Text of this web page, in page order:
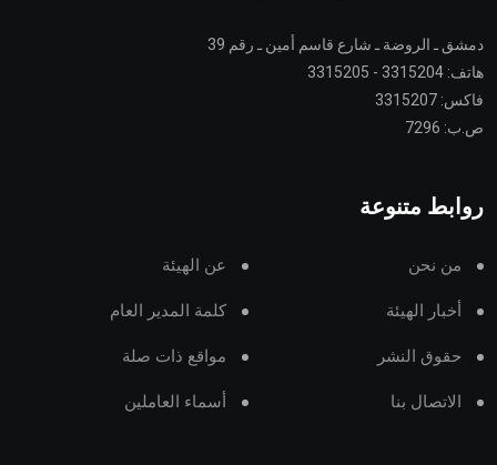
دمشق ـ الروضة ـ شارع قاسم أمين ـ رقم 39
هاتف: 3315204 - 3315205
فاكس: 3315207
ص.ب: 7296
روابط متنوعة
من نحن عن الهيئة
أخبار الهيئة كلمة المدير العام
حقوق النشر مواقع ذات صلة
الاتصال بنا أسماء العاملين